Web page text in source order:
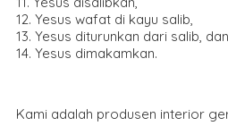
12. Yesus wafat di kayu salib,
13. Yesus diturunkan dari salib, dan
14. Yesus dimakamkan.
Kami adalah produsen interior